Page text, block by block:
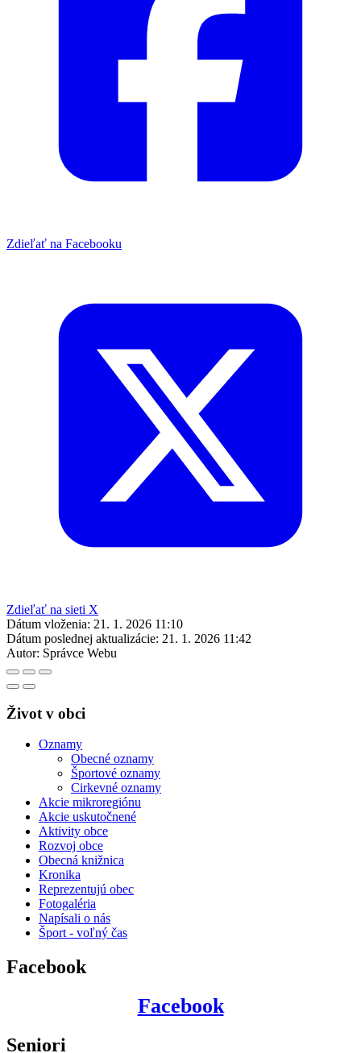
Zdieľať na Facebooku
Zdieľať na sieti X
Dátum vloženia: 21. 1. 2026 11:10
Dátum poslednej aktualizácie: 21. 1. 2026 11:42
Autor: Správce Webu
Život v obci
Oznamy
Obecné oznamy
Športové oznamy
Cirkevné oznamy
Akcie mikroregiónu
Akcie uskutočnené
Aktivity obce
Rozvoj obce
Obecná knižnica
Kronika
Reprezentujú obec
Fotogaléria
Napísali o nás
Šport - voľný čas
Facebook
Facebook
Seniori